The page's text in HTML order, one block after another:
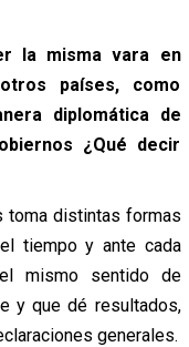
la misma vara en
países, como
diplomática de
¿Qué decir
toma distintas formas
tiempo y ante cada
mismo sentido de
y que dé resultados,
generales.